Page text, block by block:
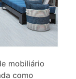
mobiliário
como